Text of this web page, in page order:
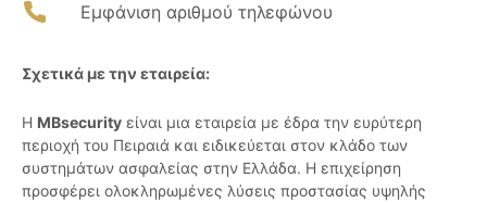
Εμφάνιση αριθμού τηλεφώνου
Σχετικά με την εταιρεία:
Η MBsecurity είναι μια εταιρεία με έδρα την ευρύτερη
περιοχή του Πειραιά και ειδικεύεται στον κλάδο των
συστημάτων ασφαλείας στην Ελλάδα. Η επιχείρηση
προσφέρει ολοκληρωμένες λύσεις προστασίας υψηλής